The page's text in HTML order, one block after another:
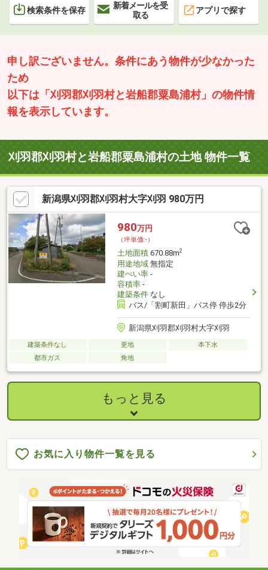
検索条件を保存
新着メールを受
取る
アプリで探す
申し訳ございません。条件にあう物件が少なかった
ため
以下は「刈羽郡刈羽村と岩船郡粟島浦村」の物件情
報を表示しています。
刈羽郡刈羽村と岩船郡粟島浦村の土地 物件一覧
新潟県刈羽郡刈羽村大字刈羽 980万円
980万円
（坪単価:-）
土地面積670.88m2
用途地域無指定
建ぺい率-
容積率-
建築条件なし
バス/「割町新田」バス停 停歩2分
新潟県刈羽郡刈羽村大字刈羽
建築条件なし 更地
本下水
都市ガス
角地
もっと見る
お気に入り物件一覧を見る